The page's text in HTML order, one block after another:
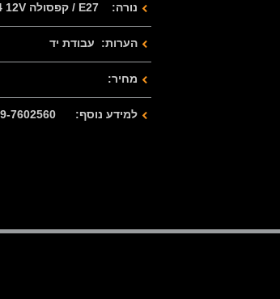
נורה: E27 / קפסולה G4 12V
הערות: עבודת יד
מחיר:
למידע נוסף: 09-7602560 : 077-2122280